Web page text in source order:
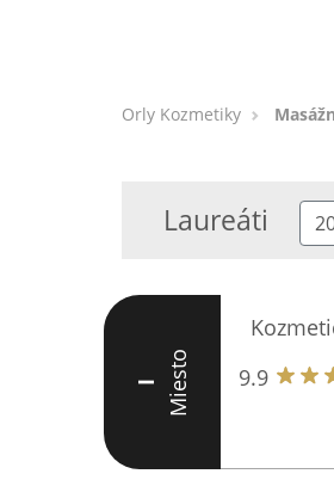
Orly Kozmetiky
Laureáti
I Miesto
9.9